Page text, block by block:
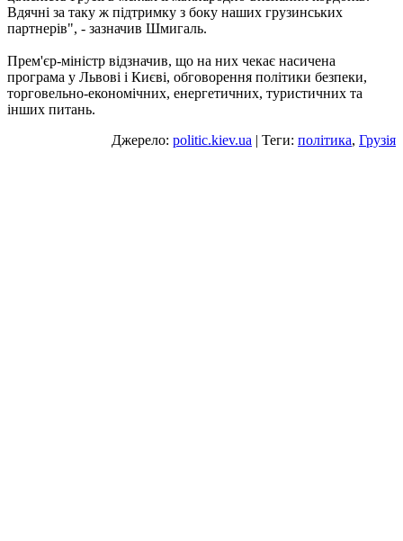
Вдячні за таку ж підтримку з боку наших грузинських
партнерів", - зазначив Шмигаль.
Прем'єр-міністр відзначив, що на них чекає насичена
програма у Львові і Києві, обговорення політики безпеки,
торговельно-економічних, енергетичних, туристичних та
інших питань.
Джерело: politic.kiev.ua | Теги: політика, Грузія